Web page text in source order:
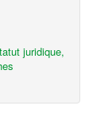
juridique,